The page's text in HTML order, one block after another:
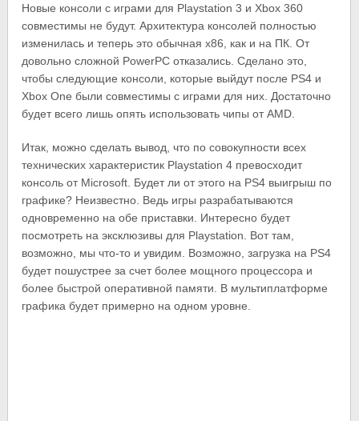
Новые консоли с играми для Playstation 3 и Xbox 360
совместимы не будут. Архитектура консолей полностью
изменилась и теперь это обычная х86, как и на ПК. От
довольно сложной PowerPC отказались. Сделано это,
чтобы следующие консоли, которые выйдут после PS4 и
Xbox One были совместимы с играми для них. Достаточно
будет всего лишь опять использовать чипы от AMD.
Итак, можно сделать вывод, что по совокупности всех
технических характеристик Playstation 4 превосходит
консоль от Microsoft. Будет ли от этого на PS4 выигрыш по
графике? Неизвестно. Ведь игры разрабатываются
одновременно на обе приставки. Интересно будет
посмотреть на эксклюзивы для Playstation. Вот там,
возможно, мы что-то и увидим. Возможно, загрузка на PS4
будет пошустрее за счет более мощного процессора и
более быстрой оперативной памяти. В мультиплатформе
графика будет примерно на одном уровне.